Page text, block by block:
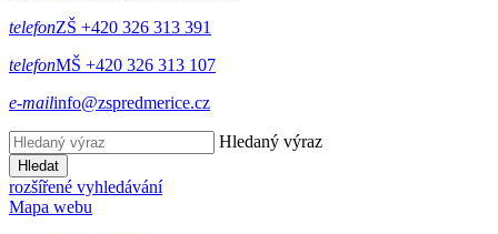
telefonZŠ +420 326 313 391
telefonMŠ +420 326 313 107
e-mailinfo@zspredmerice.cz
Hledaný výraz
Hledat
rozšířené vyhledávání
Mapa webu